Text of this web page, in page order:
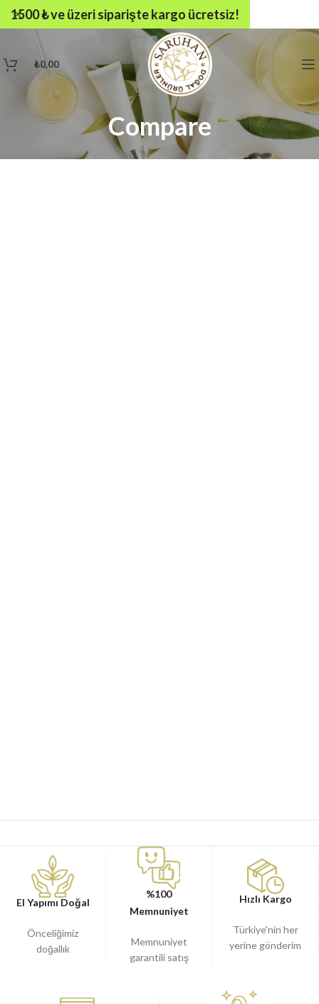
₺0,00
Compare
El Yapımı Doğal
Önceliğimiz
doğallık
%100
Memnuniyet
Memnuniyet
garantili satış
Hızlı Kargo
Türkiye'nin her
yerine gönderim
1500 ₺ ve üzeri siparişte kargo ücretsiz!